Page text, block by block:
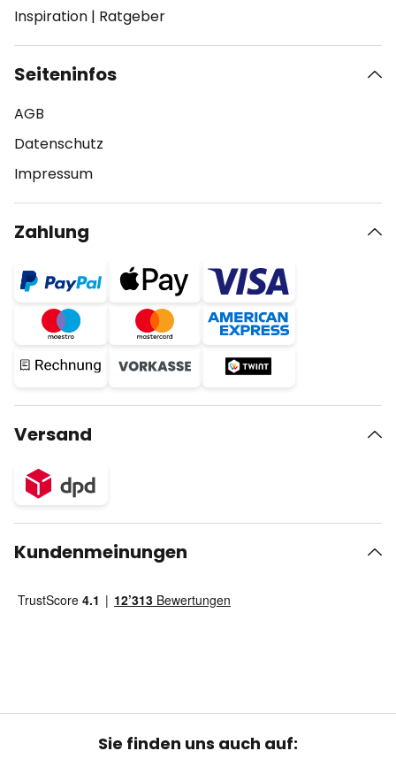
Inspiration | Ratgeber
Seiteninfos
AGB
Datenschutz
Impressum
Zahlung
Versand
Kundenmeinungen
Sie finden uns auch auf: